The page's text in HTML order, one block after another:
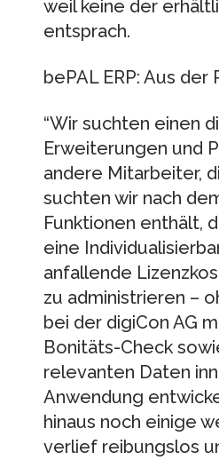
weil keine der
entsprach.
bePAL ERP: Aus der
“Wir suchten einen
Erweiterungen und
andere Mitarbeiter,
suchten wir nach
Funktionen enthält,
eine
anfallende
zu administrieren –
bei der digiCon AG
Bonitäts-Check
relevanten Daten
Anwendung
hinaus noch einige
verlief reibungslos